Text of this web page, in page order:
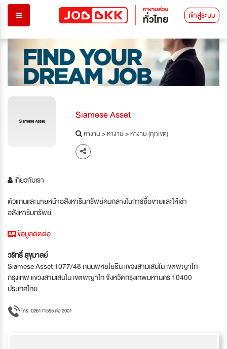
เข้าสู่ระบบ
Siamese Asset Siamese Asset
หางาน>หางาน>หางาน (ทุกเขต)
เกี่ยวกับเรา
ตัวแทนและนายหน้าอสังหาริมทรัพย์คนกลางในการซื้อขายและให้เช่า
อสังหาริมทรัพย์
ข้อมูลติดต่อ
วริทธิ์ สุขุมาลย์
Siamese Asset 1077/48 ถนนพหยโยธิน แขวงสามเสนใน เขตพญาไท
กรุงเทพ แขวงสามเสนใน เขตพญาไท จังหวัดกรุงเทพมหานคร 10400
ประเทศไทย
โทร. 026171555 ต่อ 2001